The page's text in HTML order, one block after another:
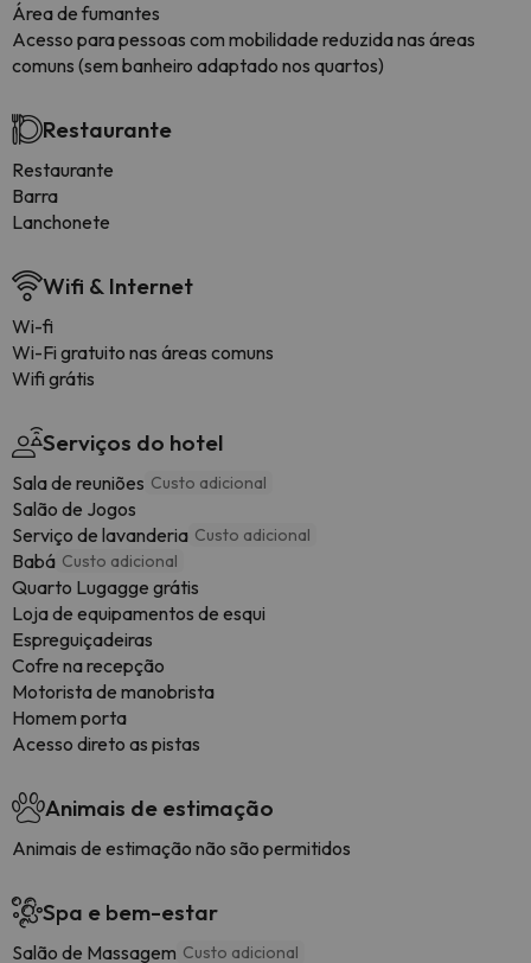
Área de fumantes
Acesso para pessoas com mobilidade reduzida nas áreas
comuns (sem banheiro adaptado nos quartos)
Restaurante
Restaurante
Barra
Lanchonete
Wifi & Internet
Wi-fi
Wi-Fi gratuito nas áreas comuns
Wifi grátis
Serviços do hotel
Sala de reuniões Custo adicional
Salão de Jogos
Serviço de lavanderia Custo adicional
Babá Custo adicional
Quarto Lugagge grátis
Loja de equipamentos de esqui
Espreguiçadeiras
Cofre na recepção
Motorista de manobrista
Homem porta
Acesso direto as pistas
Animais de estimação
Animais de estimação não são permitidos
Spa e bem-estar
Salão de Massagem Custo adicional